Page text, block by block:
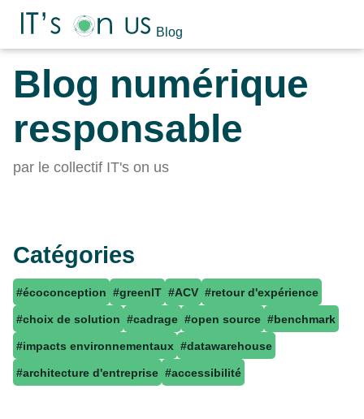
Blog
Blog numérique
responsable
par le collectif IT's on us
Catégories
#écoconception #greenIT #ACV #retour d'expérience
#choix de solution #cadrage #open source #benchmark
#impacts environnementaux #datawarehouse
#architecture d'entreprise #accessibilité